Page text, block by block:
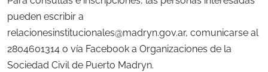
pueden escribir a
relacionesinstitucionales@madryn.gov.ar, comunicarse al
2804601314 o vía Facebook a Organizaciones de la
Sociedad Civil de Puerto Madryn.